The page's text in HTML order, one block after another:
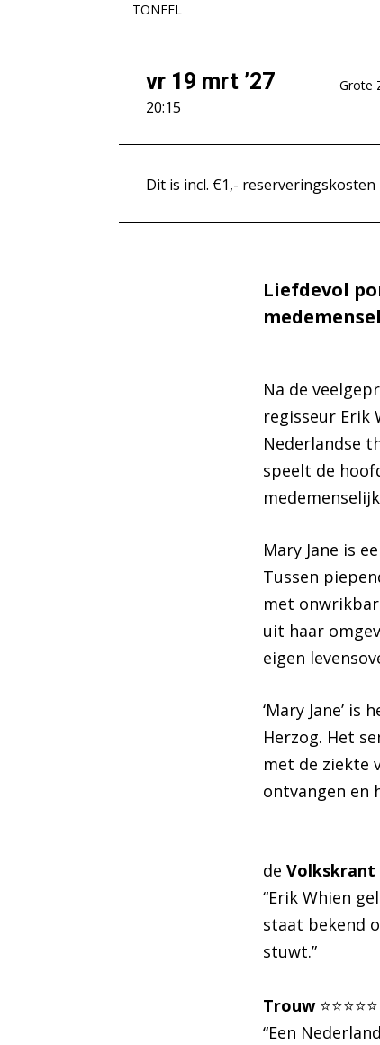
TONEEL
vr 19 mrt ’27
20:15
Grote
Dit is incl. €1,-
Liefdevol
Na de
regisseur Erik
Nederlandse
speelt de
Mary Jane is
Tussen
met
uit haar
eigen
‘Mary Jane’
Herzog. Het
met de ziekte
ontvangen en
de Volkskrant
“Erik Whien
staat bekend
stuwt.”
Trouw
“Een